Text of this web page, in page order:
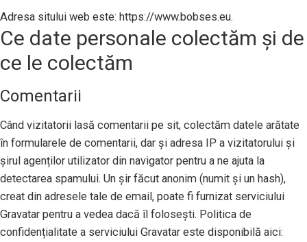
Adresa sitului web este: https://www.bobses.eu.
Ce date personale colectăm și de
ce le colectăm
Comentarii
Când vizitatorii lasă comentarii pe sit, colectăm datele arătate
în formularele de comentarii, dar și adresa IP a vizitatorului și
șirul agenților utilizator din navigator pentru a ne ajuta la
detectarea spamului. Un șir făcut anonim (numit și un hash),
creat din adresele tale de email, poate fi furnizat serviciului
Gravatar pentru a vedea dacă îl folosești. Politica de
confidențialitate a serviciului Gravatar este disponibilă aici: